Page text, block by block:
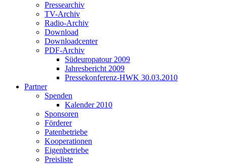
Pressearchiv
TV-Archiv
Radio-Archiv
Download
Downloadcenter
PDF-Archiv
Südeuropatour 2009
Jahresbericht 2009
Pressekonferenz-HWK 30.03.2010
Partner
Spenden
Kalender 2010
Sponsoren
Förderer
Patenbetriebe
Kooperationen
Eigenbetriebe
Preisliste